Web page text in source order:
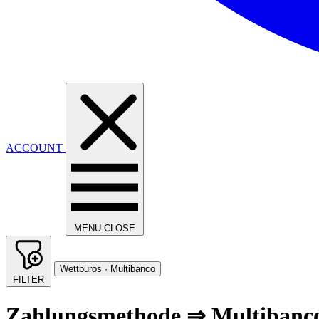
ACCOUNT
MENU CLOSE
FILTER
Wettburos · Multibanco